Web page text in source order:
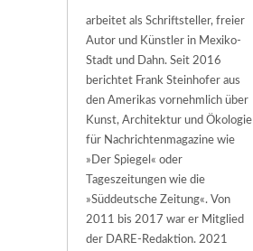
arbeitet als Schriftsteller, freier
Autor und Künstler in Mexiko-
Stadt und Dahn. Seit 2016
berichtet Frank Steinhofer aus
den Amerikas vornehmlich über
Kunst, Architektur und Ökologie
für Nachrichtenmagazine wie
»Der Spiegel« oder
Tageszeitungen wie die
»Süddeutsche Zeitung«. Von
2011 bis 2017 war er Mitglied
der DARE-Redaktion. 2021